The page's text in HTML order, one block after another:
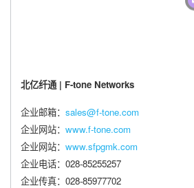
北亿纤通 | F-tone Networks
企业邮箱： sales@f-tone.com
企业网站： www.f-tone.com
企业网站： www.sfpgmk.com
企业电话：028-85255257
企业传真：028-85977702